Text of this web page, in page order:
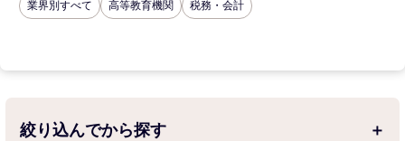
業界別すべて 高等教育機関 税務・会計
絞り込んでから探す